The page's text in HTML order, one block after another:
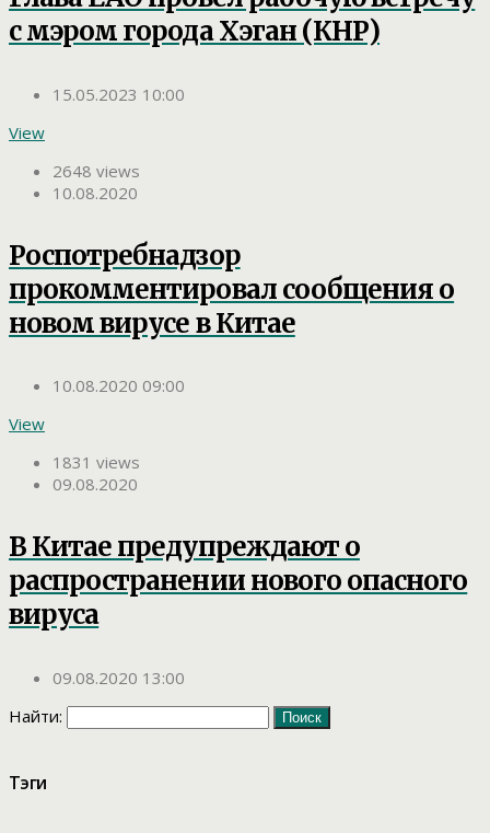
с мэром города Хэган (КНР)
15.05.2023 10:00
View
2648 views
10.08.2020
Роспотребнадзор
прокомментировал сообщения о
новом вирусе в Китае
10.08.2020 09:00
View
1831 views
09.08.2020
В Китае предупреждают о
распространении нового опасного
вируса
09.08.2020 13:00
Найти:
Тэги